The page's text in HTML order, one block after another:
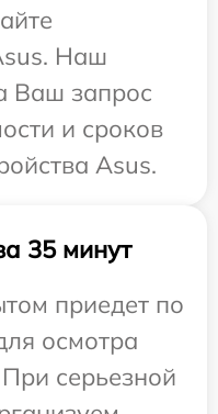
Наш
Ваш запрос
и сроков
Asus.
35 минут
приедет по
осмотра
серьезной